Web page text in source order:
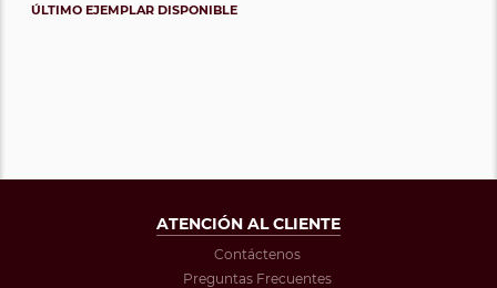
ÚLTIMO EJEMPLAR DISPONIBLE
ATENCIÓN AL CLIENTE
Contáctenos
Preguntas Frecuentes